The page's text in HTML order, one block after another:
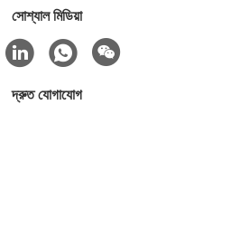
সোশ্যাল মিডিয়া
দ্রুত যোগাযোগ